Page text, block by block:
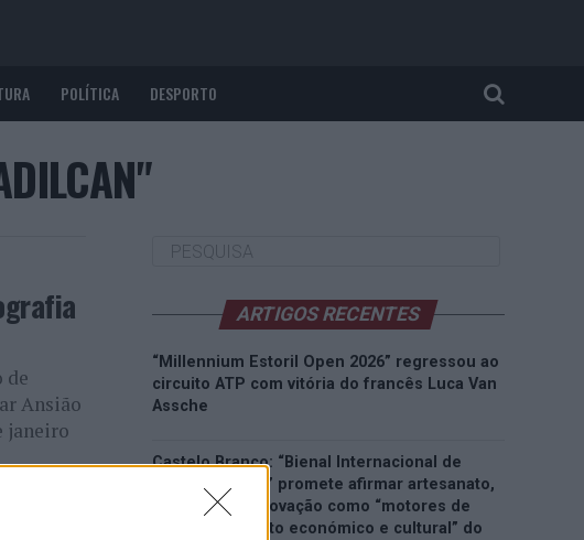
POLÍTICA DESPORTO
de
Ansião
janeiro
ARTIGOS RECENTES
“Millennium Estoril Open 2026” regressou ao
circuito ATP com vitória do francês Luca Van
Assche
Castelo Branco: “Bienal Internacional de
Artes e Ofícios” promete afirmar artesanato,
património e inovação como “motores de
desenvolvimento económico e cultural” do